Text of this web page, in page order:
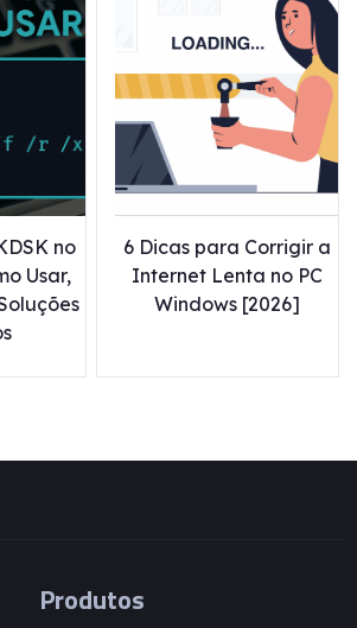
no
Usar,
6 Dicas para Corrigir a
Internet Lenta no PC
Windows [2026]
Produtos